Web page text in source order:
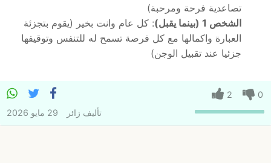
تصاعدية فرحة ومرحبة)
الشخص 1 (بينما يقبل)
: كل عام وانت بخير (يقوم بتجزئة
العبارة واكمالها مع كل فرصة تسمح له للتنفس وتوقيفها
جزئيا عند تقبيل الوجن)
0
2
تأليف زائر 29 مايو 2026